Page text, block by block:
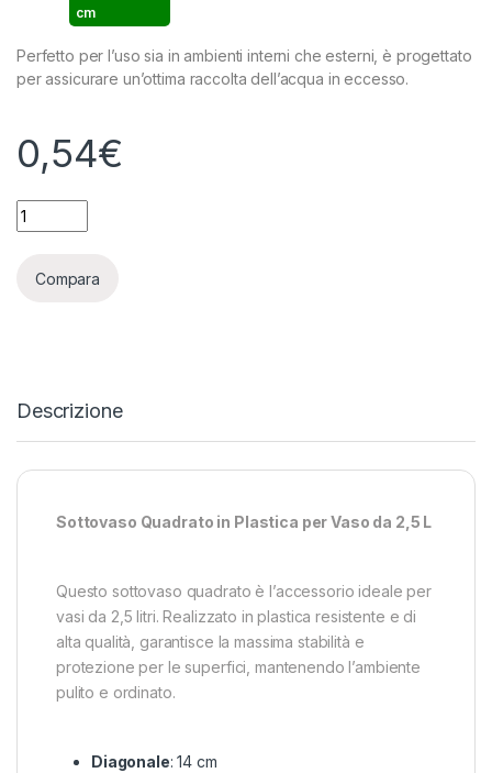
cm
Perfetto per l’uso sia in ambienti interni che esterni, è progettato
per assicurare un’ottima raccolta dell’acqua in eccesso.
0,54€
SOTTOVASO QUADRATO IN PLASTICA - DIAG 14 CM | BASE
Compara
Descrizione
Sottovaso Quadrato in Plastica per Vaso da 2,5 L
Questo sottovaso quadrato è l’accessorio ideale per
vasi da 2,5 litri. Realizzato in plastica resistente e di
alta qualità, garantisce la massima stabilità e
protezione per le superfici, mantenendo l’ambiente
pulito e ordinato.
Diagonale: 14 cm